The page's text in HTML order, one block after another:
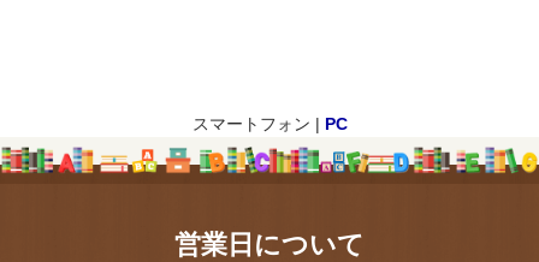
スマートフォン | PC
営業日について